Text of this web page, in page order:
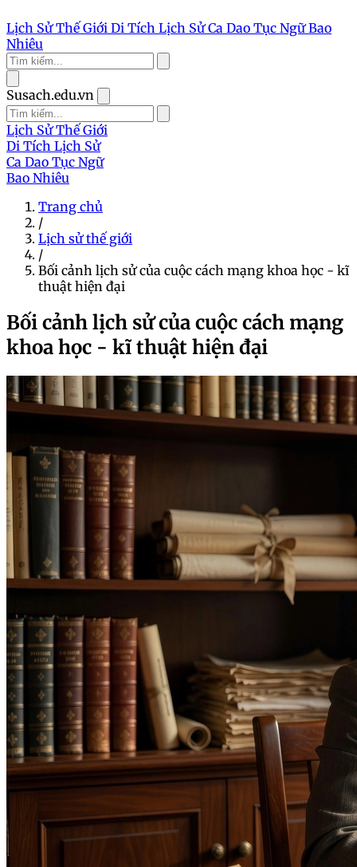
Lịch Sử Thế Giới Di Tích Lịch SửCa Dao Tục NgữBao
Nhiêu
Susach.edu.vn
Lịch Sử Thế Giới
Di Tích Lịch Sử
Ca Dao Tục Ngữ
Bao Nhiêu
Trang chủ
/
Lịch sử thế giới
/
Bối cảnh lịch sử của cuộc cách mạng khoa học - kĩ
thuật hiện đại
Bối cảnh lịch sử của cuộc cách mạng
khoa học - kĩ thuật hiện đại